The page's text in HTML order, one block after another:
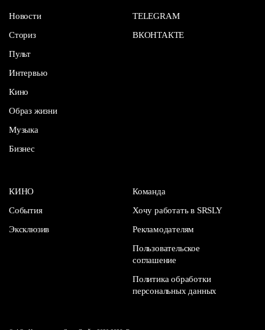
Новости
Сториз
Пульт
Интервью
Кино
Образ жизни
Музыка
Бизнес
TELEGRAM
ВКОНТАКТЕ
КИНО
События
Эксклюзив
Команда
Хочу работать в SRSLY
Рекламодателям
Пользовательское
соглашение
Политика обработки
персональных данных